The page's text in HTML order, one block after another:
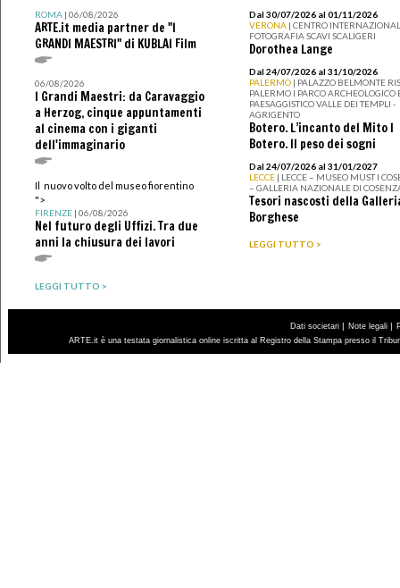
ROMA| 06/08/2026
ARTE.it media partner de "I
GRANDI MAESTRI" di KUBLAI Film
06/08/2026
I Grandi Maestri: da Caravaggio
a Herzog, cinque appuntamenti
al cinema con i giganti
dell'immaginario
Il nuovo volto del museo fiorentino
">
FIRENZE| 06/08/2026
Nel futuro degli Uffizi. Tra due
anni la chiusura dei lavori
LEGGI TUTTO >
Dal 30/07/2026 al 01/11/2026
VERONA | CENTRO
FOTOGRAFIA SCAVI SCALIGERI
Dorothea Lange
Dal 24/07/2026 al 31/10/2026
PALERMO | PALAZZO BELMONTE
PALERMO I PARCO ARCHEOLOGICO
PAESAGGISTICO VALLE DEI TEMPLI -
AGRIGENTO
Botero. L’incanto del Mito I
Botero. Il peso dei sogni
Dal 24/07/2026 al 31/01/2027
LECCE | LECCE – MUSEO MUST I
– GALLERIA NAZIONALE DI
Tesori nascosti della
Borghese
LEGGI TUTTO >
Dati societari | Note legali |
ARTE.it è una testata giornalistica online iscritta al Registro della Stampa presso il